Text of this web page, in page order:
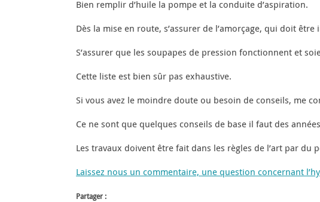
Bien remplir d’huile la pompe et la conduite d’aspiration.
Dès la mise en route, s’assurer de l’amorçage, qui doit être
S’assurer que les soupapes de pression fonctionnent et
Cette liste est bien sûr pas exhaustive.
Si vous avez le moindre doute ou besoin de conseils, me
Ce ne sont que quelques conseils de base il faut des
Les travaux doivent être fait dans les règles de l’art par
Laissez nous un commentaire, une question concernant
Partager :